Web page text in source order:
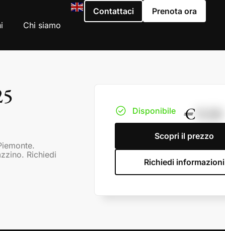
Chi siamo
Contattaci Prenota ora
Richiedi
Disponibile € 9,50
Scopri il prezzo
Richiedi informazioni